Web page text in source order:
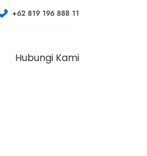
+62 819 196 888 11
Hubungi Kami